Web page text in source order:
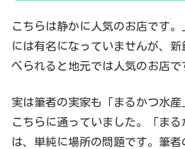
こちらは静かに人気のお店です
には有名になっていませんが、
べられると地元では人気のお店で
実は筆者の実家も「まるかつ水
こちらに通っていました。「ま
は、単純に場所の問題です。筆